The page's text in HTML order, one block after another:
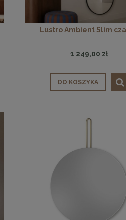
1 999,00 zł
DO KOSZYKA
Lustro Ambient Slim
1 249,00 zł
DO KOSZYKA